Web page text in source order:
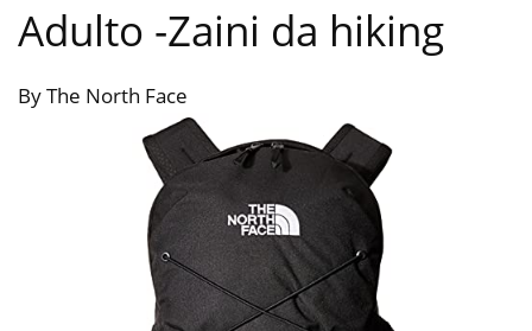
Adulto -Zaini da hiking
By The North Face